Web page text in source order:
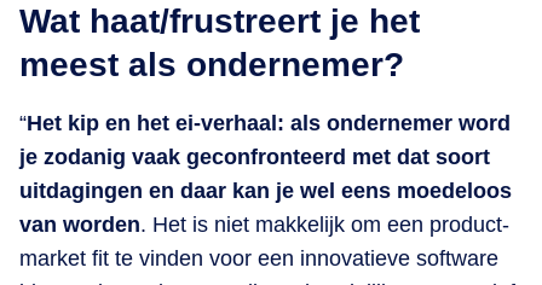
Wat haat/frustreert je het
meest als ondernemer?
“Het kip en het ei-verhaal: als ondernemer word
je zodanig vaak geconfronteerd met dat soort
uitdagingen en daar kan je wel eens moedeloos
van worden. Het is niet makkelijk om een product-
market fit te vinden voor een innovatieve software